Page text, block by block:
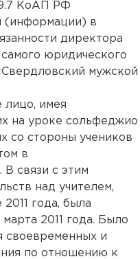
КоАП РФ
(информации) в
директора
юридического
мужской
лицо, имея
на уроке сольфеджио
со стороны учеников
в
В связи с этим
над учителем,
года, была
2011 года. Было
своевременных и
по отношению к